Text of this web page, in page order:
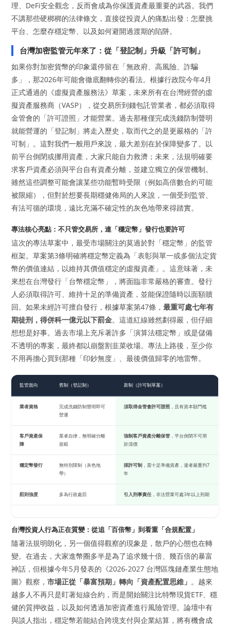
理、DeFi安全觀念，反而會成為你保護資產最重要的武器。我們
不講那些硬梆梆的法律條文，直接從投資人的痛點出發：怎麼挑
平台、怎麼存穩定幣、以及如何避開過渡期的陷阱。
台灣加密監管元年來了：從「登記制」升級「許可制」
如果你對加密貨幣的印象還停留在「無政府、高風險、詐騙
多」，那2026年可能會徹底翻轉你的看法。根據行政院今年4月
正式通過的《虛擬資產服務法》草案，未來所有在台灣經營的虛
擬資產服務商（VASP），從交易所到錢包託管業者，都必須取得
金管會的「許可證照」才能營業。過去那種僅完成洗錢防制聲明
就能營運的「登記制」將走入歷史，取而代之的是更嚴格的「許
可制」。這對我們一般用戶來說，最大差別在於保障變多了。以
前平台倒閉或挪用資產，大家只能自力救濟；未來，法規明確要
求客戶資產必須與平台自有資產分離，並建立獨立的保管機制。
雖然這些調整可能會讓某些功能暫時受限（例如高倍數合約可能
被限縮），但對於想要長期穩健佈局的人來說，一個受到監管、
有法可循的環境，遠比充滿不確定性的灰色地帶來得踏實。
專法核心亮點：不只管交易所，連「穩定幣」發行也要許可
這次的專法草案中，最受市場關注的莫過於對「穩定幣」的監管
框架。草案第3條明確將穩定幣定義為「表彰與單一或多個法定貨
幣的價值連結，以維持其價值穩定的虛擬資產」。這意味著，未
來想在台灣發行「台幣穩定幣」，將面臨非常嚴格的審查。發行
人必須取得許可、維持十足的準備資產，並能保證隨時以面額贖
回。如果未經許可擅自發行，根據草案第47條，最重可處七年有
期徒刑，得併科一億元以下罰金。這道紅線雖然劃得嚴，但仔細
想想是好事。過去市場上充斥著許多「演算法穩定幣」或是儲備
不透明的專案，最終都以崩盤割韭菜收場。專法上路後，至少你
不用再擔心買到那種「印鈔無度」、最後價值歸零的地雷幣。
監管面向 舊制（登記制） 新制（許可制草案）
業者資格
完成洗錢防制聲明即可
營運
須取得金管會許可證照 ，且有資本額門檻
客戶資產保
障
業者自律，無明確分離
規範
強制客戶資產分離保管 ，平台倒閉不可用
於清償
穩定幣發行
無特別限制（灰色地
帶）
採許可制 ，需十足準備資產，違者最重判7
年
罰則強度 多為行政處罰 引入刑事責任 ，非法營業可處3年以上刑期
台灣投資人行為正在質變：從追「百倍幣」到看重「合規配置」
隨著法規明朗化，另一個值得觀察的現象是，散戶的心態也在轉
變。在過去，大家進幣圈多半是為了追求幾十倍、幾百倍的暴富
神話，但根據今年5月發表的《2026-2027 台灣區塊鏈產業生態地
圖》觀察，市場正從「暴富預期」轉向「資產配置思維」 。越來
越多人不再只是盯著短線合約，而是開始關注比特幣現貨ETF、穩
健的質押收益，以及如何透過加密資產進行風險管理。論壇中有
與談人指出，穩定幣若能結合跨境支付與企業結算，將有機會成